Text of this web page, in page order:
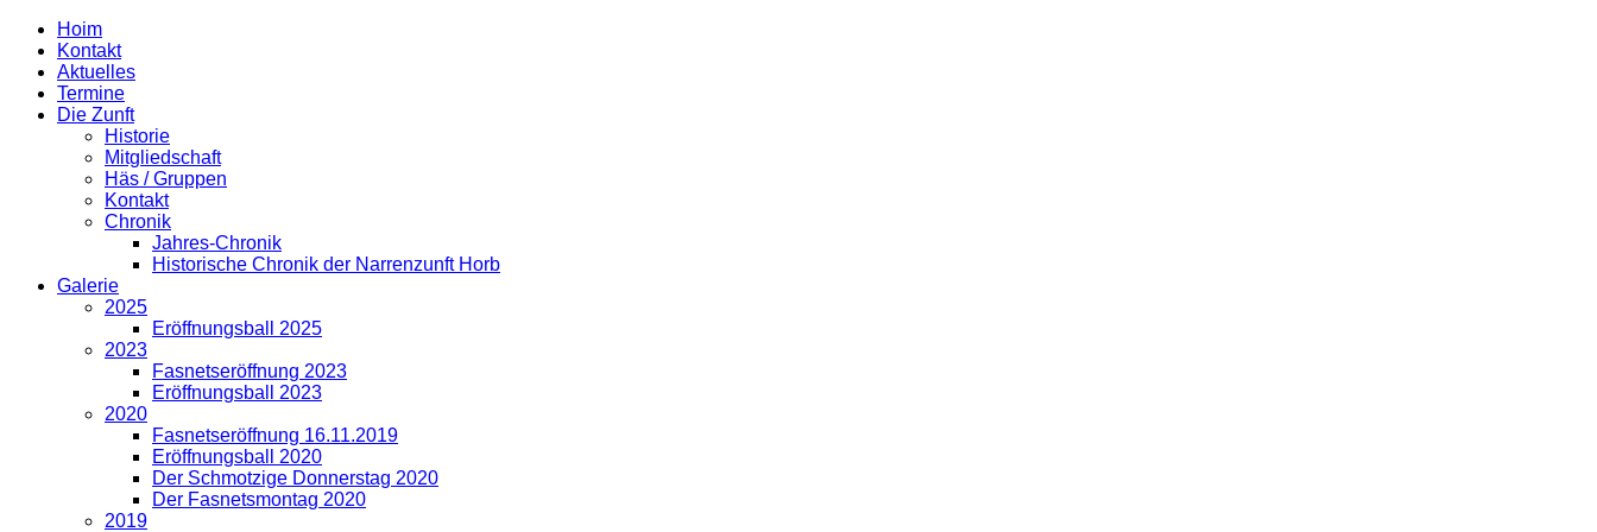
Hoim
Kontakt
Aktuelles
Termine
Die Zunft
Historie
Mitgliedschaft
Häs / Gruppen
Kontakt
Chronik
Jahres-Chronik
Historische Chronik der Narrenzunft Horb
Galerie
2025
Eröffnungsball 2025
2023
Fasnetseröffnung 2023
Eröffnungsball 2023
2020
Fasnetseröffnung 16.11.2019
Eröffnungsball 2020
Der Schmotzige Donnerstag 2020
Der Fasnetsmontag 2020
2019